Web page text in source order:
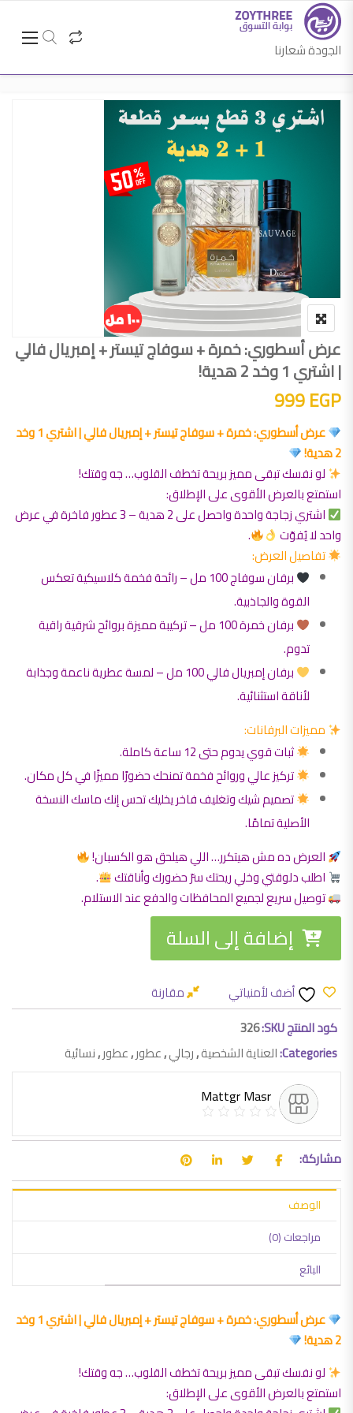
الجودة شعارنا
عرض أسطوري: خمرة + سوفاج تيستر + إمبريال فالي
| اشتري 1 وخد 2 هدية!
999EGP
عرض أسطوري: خمرة + سوفاج تيستر + إمبريال فالي | اشتري 1 وخد
2 هدية!
لو نفسك تبقى مميز بريحة تخطف القلوب… جه وقتك!
استمتع بالعرض الأقوى على الإطلاق:
اشتري زجاجة واحدة واحصل على 2 هدية – 3 عطور فاخرة في عرض
واحد لا يُفوّت
.
تفاصيل العرض:
برفان سوفاج 100 مل – رائحة فخمة كلاسيكية تعكس
القوة والجاذبية.
برفان خمرة 100 مل – تركيبة مميزة بروائح شرقية راقية
تدوم.
برفان إمبريال فالي 100 مل – لمسة عطرية ناعمة وجذابة
لأناقة استثنائية.
مميزات البرفانات:
ثبات قوي يدوم حتى 12 ساعة كاملة.
تركيز عالي وروائح فخمة تمنحك حضورًا مميزًا في كل مكان.
تصميم شيك وتغليف فاخر يخليك تحس إنك ماسك النسخة
الأصلية تمامًا.
العرض ده مش هيتكرر… اللي هيلحق هو الكسبان!
اطلب دلوقتي وخلي ريحتك سرّ حضورك وأناقتك
.
توصيل سريع لجميع المحافظات والدفع عند الاستلام.
إضافة إلى السلة
أضف لأمنياتي
مقارنة
كود المنتج SKU:
326
Categories: العناية الشخصية,رجالي,عطور,عطور,نسائية
Mattgr Masr
مشاركة:
الوصف
مراجعات (0)
البائع
عرض أسطوري: خمرة + سوفاج تيستر + إمبريال فالي | اشتري 1 وخد
2 هدية!
لو نفسك تبقى مميز بريحة تخطف القلوب… جه وقتك!
استمتع بالعرض الأقوى على الإطلاق: